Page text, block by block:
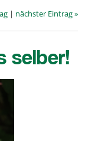
| nächster Eintrag »
selber!